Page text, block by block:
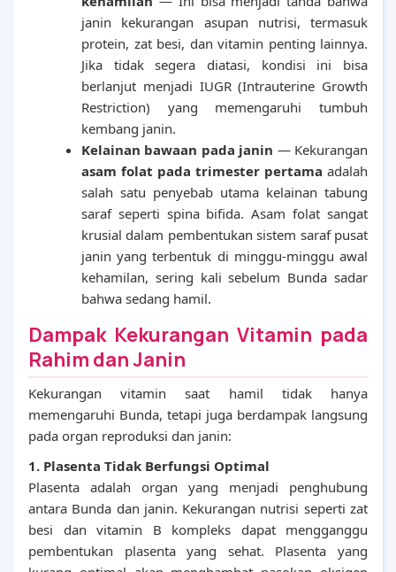
janin kekurangan asupan nutrisi, termasuk
protein, zat besi, dan vitamin penting lainnya.
Jika tidak segera diatasi, kondisi ini bisa
berlanjut menjadi IUGR (Intrauterine Growth
Restriction) yang memengaruhi tumbuh
kembang janin.
Kelainan bawaan pada janin — Kekurangan
asam folat pada trimester pertama adalah
salah satu penyebab utama kelainan tabung
saraf seperti spina bifida. Asam folat sangat
krusial dalam pembentukan sistem saraf pusat
janin yang terbentuk di minggu-minggu awal
kehamilan, sering kali sebelum Bunda sadar
bahwa sedang hamil.
Dampak Kekurangan Vitamin pada
Rahim dan Janin
Kekurangan vitamin saat hamil tidak hanya
memengaruhi Bunda, tetapi juga berdampak langsung
pada organ reproduksi dan janin:
1. Plasenta Tidak Berfungsi Optimal
Plasenta adalah organ yang menjadi penghubung
antara Bunda dan janin. Kekurangan nutrisi seperti zat
besi dan vitamin B kompleks dapat mengganggu
pembentukan plasenta yang sehat. Plasenta yang